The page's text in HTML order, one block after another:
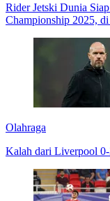
Rider Jetski Dunia
Championship 2025,
Olahraga
Kalah dari Liverpool